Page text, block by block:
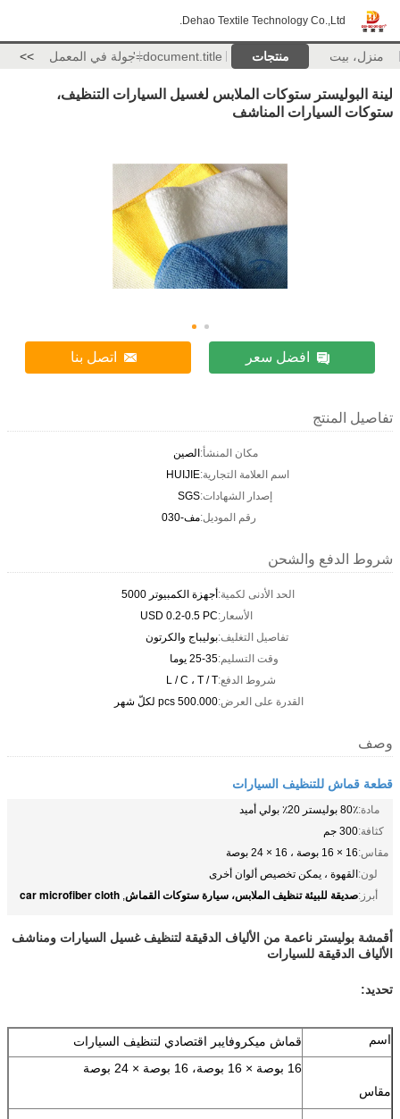
Dehao Textile Technology Co.,Ltd.
منزل، بيت منتجات document.title=' جولة في المعمل >>
لينة البوليستر ستوكات الملابس لغسيل السيارات التنظيف،
ستوكات السيارات المناشف
افضل سعر اتصل بنا
تفاصيل المنتج
مكان المنشأ:الصين
اسم العلامة التجارية:HUIJIE
إصدار الشهادات:SGS
رقم الموديل:مف-030
شروط الدفع والشحن
الحد الأدنى لكمية:أجهزة الكمبيوتر 5000
الأسعار:USD 0.2-0.5 PC
تفاصيل التغليف:بوليباج والكرتون
وقت التسليم:25-35 يوما
شروط الدفع:L / C ، T / T
القدرة على العرض:500.000 pcs لكلّ شهر
وصف
قطعة قماش للتنظيف السيارات
مادة:80٪ بوليستر 20٪ بولي أميد
كثافة:300 جم
مقاس:16 × 16 بوصة ، 16 × 24 بوصة
لون:القهوة ، يمكن تخصيص ألوان أخرى
أبرز:صديقة للبيئة تنظيف الملابس، سيارة ستوكات القماش,
car microfiber cloth
أقمشة بوليستر ناعمة من الألياف الدقيقة لتنظيف غسيل السيارات ومناشف
الألياف الدقيقة للسيارات
تحديد:
اسم قماش ميكروفايبر اقتصادي لتنظيف السيارات
مقاس
16 بوصة × 16 بوصة، 16 بوصة × 24 بوصة